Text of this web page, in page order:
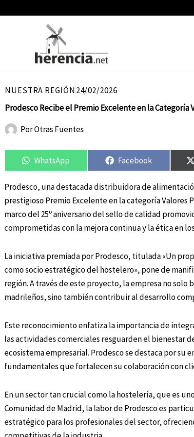
NUESTRA REGIÓN24/02/2026
Prodesco Recibe el Premio Excelente en la Categoría
PorOtras Fuentes
en
WhatsApp
en
Facebook
Prodesco, una destacada distribuidora de
prestigioso Premio Excelente en la categoría Valores
marco del 25º aniversario del sello de calidad
comprometidas con la mejora continua y la ética en
La iniciativa premiada por Prodesco, titulada «Un
como socio estratégico del hostelero», pone de
región. A través de este proyecto, la empresa no
madrileños, sino también contribuir al desarrollo
Este reconocimiento enfatiza la importancia de
las actividades comerciales resguarden el bienestar
ecosistema empresarial. Prodesco se destaca por su
fundamentales que fortalecen su colaboración con
En un sector tan crucial como la hostelería, que es
Comunidad de Madrid, la labor de Prodesco es
estratégico para los profesionales del sector,
en en